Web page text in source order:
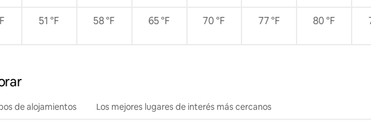
51 °F 58 °F 65 °F 70 °F 77 °F 80 °F
de alojamientos Los mejores lugares de interés más cercanos